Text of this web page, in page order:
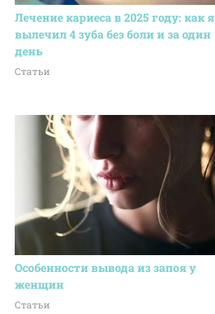
Лечение кариеса в 2025 году: как я
вылечил 4 зуба без боли и за один
день
Статьи
Особенности вывода из запоя у
женщин
Статьи